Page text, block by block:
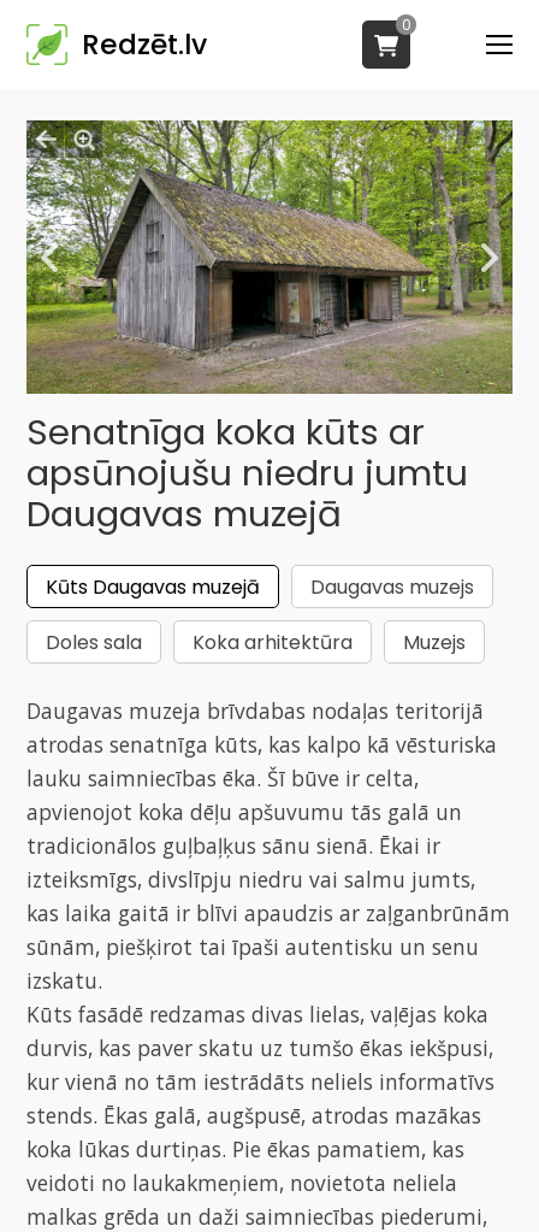
Redzēt.lv
0
Senatnīga koka kūts ar
apsūnojušu niedru jumtu
Daugavas muzejā
Kūts Daugavas muzejā
Daugavas muzejs
Doles sala
Koka arhitektūra Muzejs
Daugavas muzeja brīvdabas nodaļas teritorijā
atrodas senatnīga kūts, kas kalpo kā vēsturiska
lauku saimniecības ēka. Šī būve ir celta,
apvienojot koka dēļu apšuvumu tās galā un
tradicionālos guļbaļķus sānu sienā. Ēkai ir
izteiksmīgs, divslīpju niedru vai salmu jumts,
kas laika gaitā ir blīvi apaudzis ar zaļganbrūnām
sūnām, piešķirot tai īpaši autentisku un senu
izskatu.
Kūts fasādē redzamas divas lielas, vaļējas koka
durvis, kas paver skatu uz tumšo ēkas iekšpusi,
kur vienā no tām iestrādāts neliels informatīvs
stends. Ēkas galā, augšpusē, atrodas mazākas
koka lūkas durtiņas. Pie ēkas pamatiem, kas
veidoti no laukakmeņiem, novietota neliela
malkas grēda un daži saimniecības piederumi,